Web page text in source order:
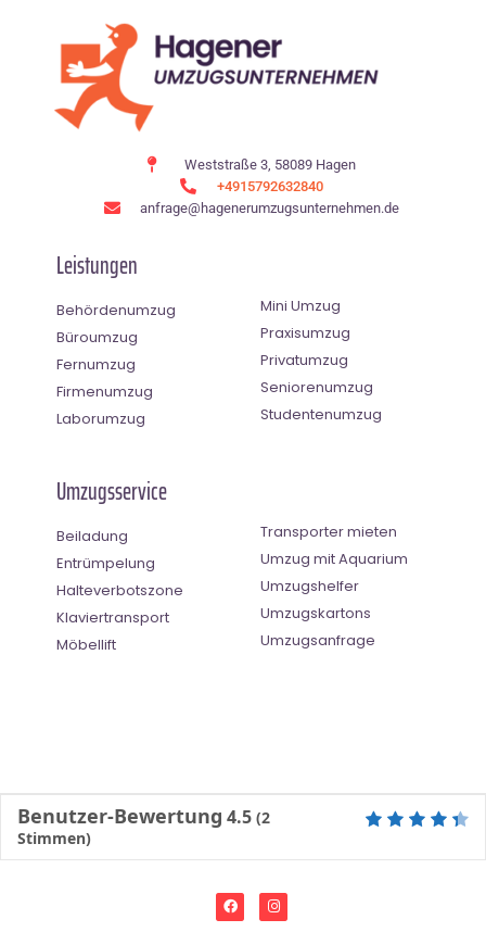
Weststraße 3, 58089 Hagen
+4915792632840
anfrage@hagenerumzugsunternehmen.de
Leistungen
Behördenumzug
Büroumzug
Fernumzug
Firmenumzug
Laborumzug
Mini Umzug
Praxisumzug
Privatumzug
Seniorenumzug
Studentenumzug
Umzugsservice
Beiladung
Entrümpelung
Halteverbotszone
Klaviertransport
Möbellift
Transporter mieten
Umzug mit Aquarium
Umzugshelfer
Umzugskartons
Umzugsanfrage
Benutzer-Bewertung 4.5 (2
Stimmen)